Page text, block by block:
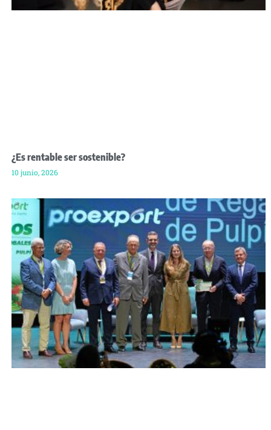
¿Es rentable ser sostenible?
10 junio, 2026